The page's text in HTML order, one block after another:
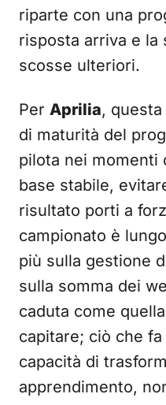
riparte con una
risposta arriva e la
scosse ulteriori.
Per Aprilia,
di maturità del
pilota nei momenti
base stabile,
risultato porti a
campionato è
più sulla gestione
sulla somma dei
caduta come
capitare; ciò che
capacità di
apprendimento,